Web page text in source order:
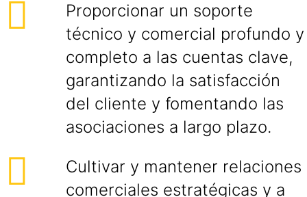
Proporcionar un soporte
técnico y comercial profundo y
completo a las cuentas clave,
garantizando la satisfacción
del cliente y fomentando las
asociaciones a largo plazo.
Cultivar y mantener relaciones
comerciales estratégicas y a